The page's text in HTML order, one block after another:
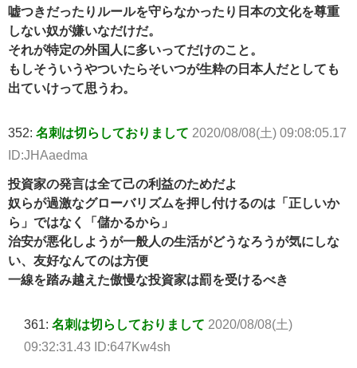
嘘つきだったりルールを守らなかったり日本の文化を尊重
しない奴が嫌いなだけだ。
それが特定の外国人に多いってだけのこと。
もしそういうやついたらそいつが生粋の日本人だとしても
出ていけって思うわ。
352: 名刺は切らしておりまして 2020/08/08(土) 09:08:05.17
ID:JHAaedma
投資家の発言は全て己の利益のためだよ
奴らが過激なグローバリズムを押し付けるのは「正しいか
ら」ではなく「儲かるから」
治安が悪化しようが一般人の生活がどうなろうが気にしな
い、友好なんてのは方便
一線を踏み越えた傲慢な投資家は罰を受けるべき
361: 名刺は切らしておりまして 2020/08/08(土)
09:32:31.43 ID:647Kw4sh